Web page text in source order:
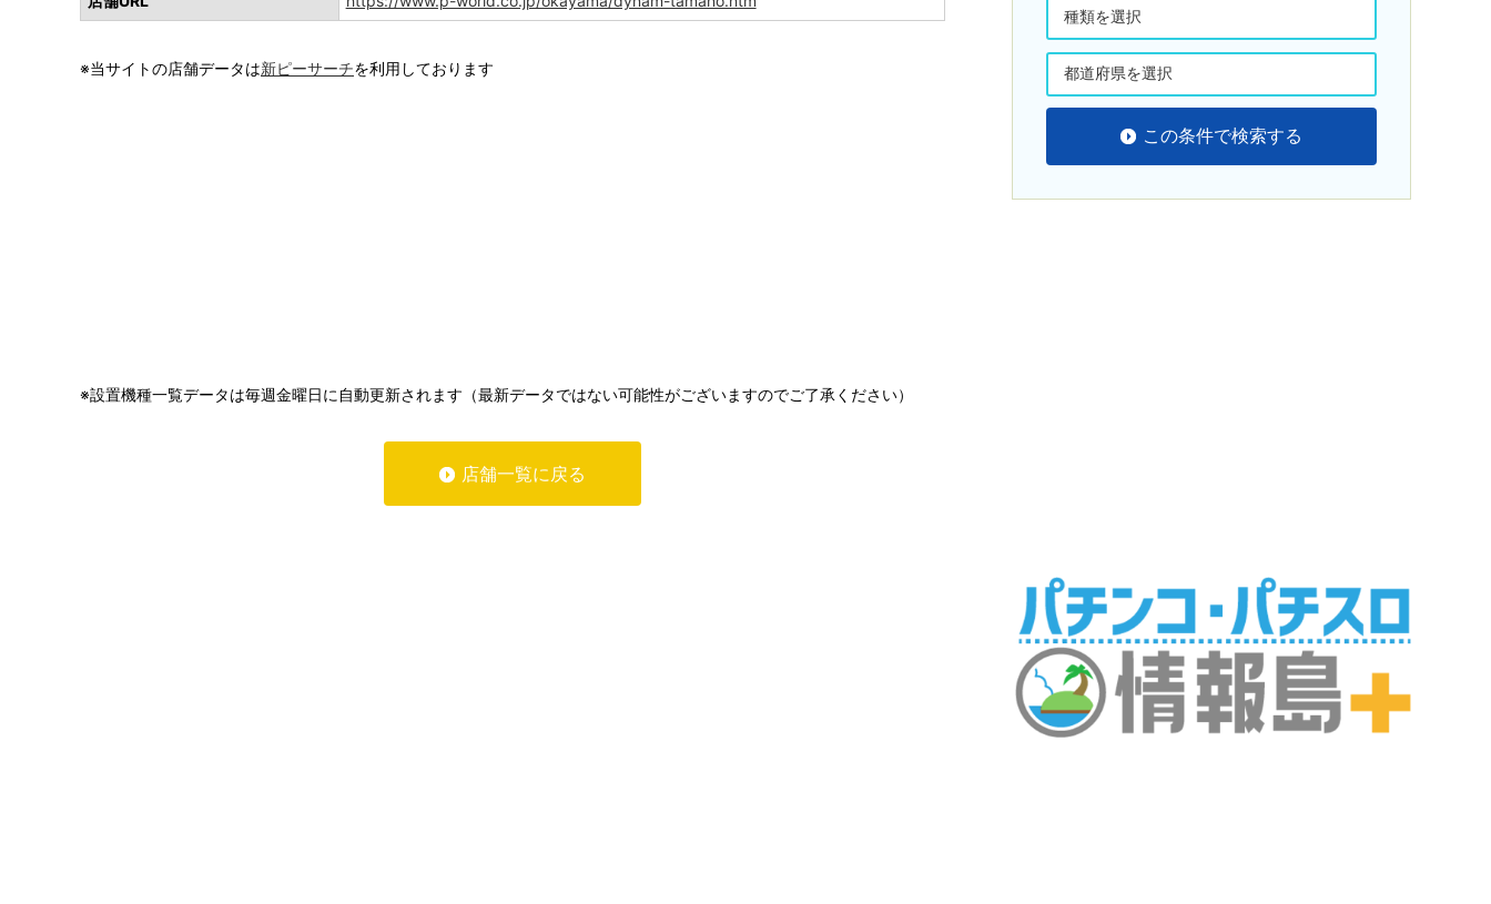
※当サイトの店舗データは新ピーサーチを利用しております
※設置機種一覧データは毎週金曜日に自動更新されます（最新データではない可能性がございますのでご了承ください）
店舗一覧に戻る
この条件で検索する